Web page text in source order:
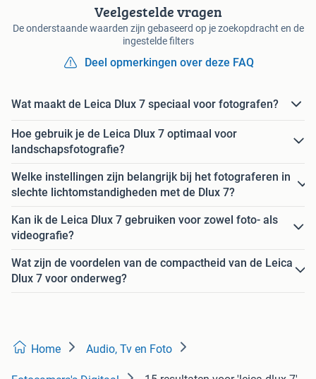
Veelgestelde vragen
De onderstaande waarden zijn gebaseerd op je zoekopdracht en de
ingestelde filters
Deel opmerkingen over deze FAQ
Wat maakt de Leica Dlux 7 speciaal voor fotografen?
Hoe gebruik je de Leica Dlux 7 optimaal voor
landschapsfotografie?
Welke instellingen zijn belangrijk bij het fotograferen in
slechte lichtomstandigheden met de Dlux 7?
Kan ik de Leica Dlux 7 gebruiken voor zowel foto- als
videografie?
Wat zijn de voordelen van de compactheid van de Leica
Dlux 7 voor onderweg?
Home Audio, Tv en Foto